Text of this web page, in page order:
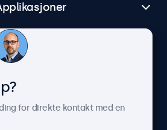
for direkte kontakt med en